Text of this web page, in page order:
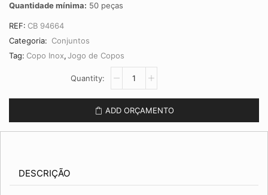
Quantidade mínima: 50 peças
REF: CB 94664
Categoria: Conjuntos
Tag: Copo Inox,Jogo de Copos
CB
ADD ORÇAMENTO
DESCRIÇÃO